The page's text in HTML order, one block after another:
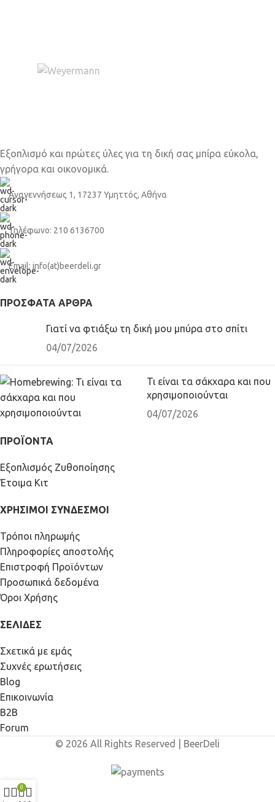
Εξοπλισμό και πρώτες ύλες για τη δική σας μπίρα εύκολα,
γρήγορα και οικονομικά.
Αναγεννήσεως 1, 17237 Υμηττός, Αθήνα
Τηλέφωνο: 210 6136700
Email: info(at)beerdeli.gr
ΠΡΌΣΦΑΤΑ ΆΡΘΡΑ
Γιατί να φτιάξω τη δική μου μπύρα στο σπίτι
04/07/2026
Τι είναι τα σάκχαρα και που
χρησιμοποιούνται
04/07/2026
ΠΡΟΪΟΝΤΑ
Εξοπλισμός Ζυθοποίησης
Έτοιμα Κιτ
ΧΡΗΣΙΜΟΙ ΣΥΝΔΕΣΜΟΙ
Τρόποι πληρωμής
Πληροφορίες αποστολής
Επιστροφή Προϊόντων
Προσωπικά δεδομένα
Όροι Χρήσης
ΣΕΛΙΔΕΣ
Σχετικά με εμάς
Συχνές ερωτήσεις
Blog
Επικοινωνία
Β2Β
Forum
© 2026 All Rights Reserved | BeerDeli
0